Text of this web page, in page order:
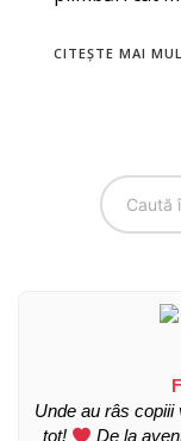
CITEȘTE MAI
Unde au râs
tot!
De la